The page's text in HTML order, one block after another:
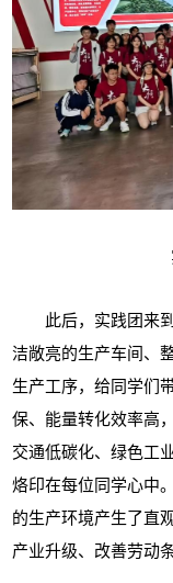
此后，实践团来到
洁敞亮的生产车间、
生产工序，给同学们
保、能量转化效率高
交通低碳化、绿色工
烙印在每位同学心中
的生产环境产生了直
产业升级、改善劳动条